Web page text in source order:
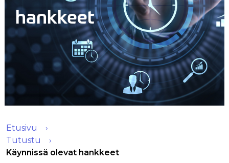
hankkeet
Etusivu
Tutustu
Käynnissä olevat hankkeet